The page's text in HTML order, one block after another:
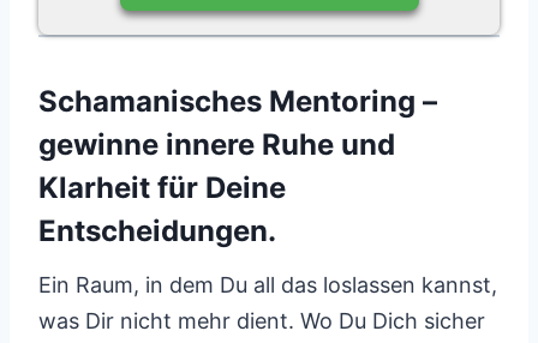
Schamanisches Mentoring –
gewinne innere Ruhe und
Klarheit für Deine
Entscheidungen.
Ein Raum, in dem Du all das loslassen kannst,
was Dir nicht mehr dient. Wo Du Dich sicher